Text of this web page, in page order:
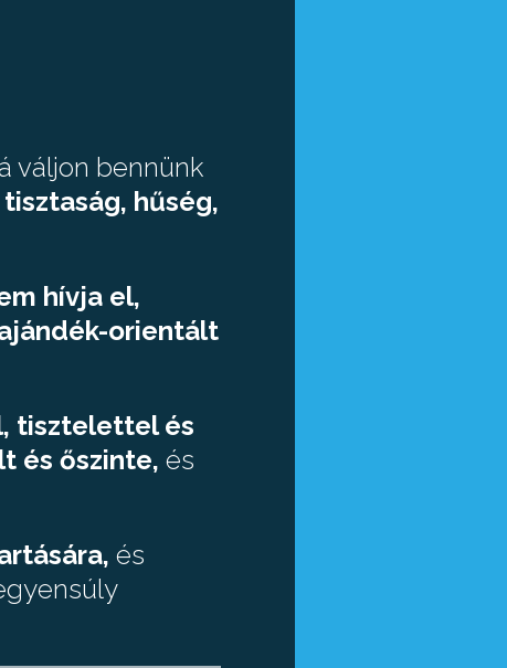
váljon bennünk
hűség,
hívja el,
orientált
tisztelettel és
és őszinte, és
és